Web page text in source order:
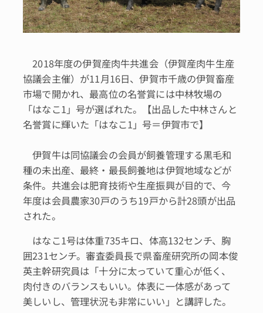
2018年度の伊賀産肉牛共進会（伊賀産肉牛生産
協議会主催）が11月16日、伊賀市千歳の伊賀畜産
市場で開かれ、最高位の名誉賞には中林牧場の
「はなこ1」号が選ばれた。【出品した中林さんと
名誉賞に輝いた「はなこ1」号＝伊賀市で】
伊賀牛は同協議会の会員が飼養管理する黒毛和
種の未出産、最終・最長飼養地は伊賀地域などが
条件。共進会は肥育技術や生産振興が目的で、今
年度は会員農家30戸のうち19戸から計28頭が出品
された。
はなこ1号は体重735キロ、体高132センチ、胸
囲231センチ。審査委員長で県畜産研究所の岡本俊
英主幹研究員は「十分に太っていて重心が低く、
肉付きのバランスもいい。体表に一体感があって
美しいし、管理状況も非常にいい」と講評した。